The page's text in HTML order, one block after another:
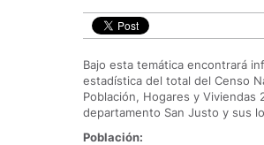
Bajo esta temática encontrará
estadística del total del Censo
Población, Hogares y Viviendas
departamento San Justo y sus
Población: